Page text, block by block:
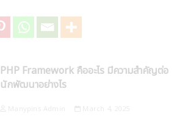
PHP Framework คืออะไร มีความสำคัญต่อ
นักพัฒนาอย่างไร